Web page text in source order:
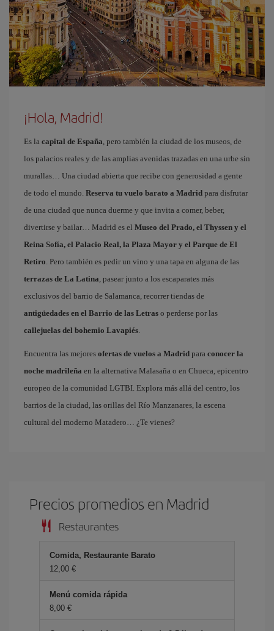
¡Hola, Madrid!
Es la capital de España, pero también la ciudad de los museos, de
los palacios reales y de las amplias avenidas trazadas en una urbe sin
murallas… Una ciudad abierta que recibe con generosidad a gente
de todo el mundo. Reserva tu vuelo barato a Madrid para disfrutar
de una ciudad que nunca duerme y que invita a comer, beber,
divertirse y bailar… Madrid es el Museo del Prado, el Thyssen y el
Reina Sofía, el Palacio Real, la Plaza Mayor y el Parque de El
Retiro. Pero también es pedir un vino y una tapa en alguna de las
terrazas de La Latina, pasear junto a los escaparates más
exclusivos del barrio de Salamanca, recorrer tiendas de
antigüedades en el Barrio de las Letras o perderse por las
callejuelas del bohemio Lavapiés.
Encuentra las mejores ofertas de vuelos a Madrid para conocer la
noche madrileña en la alternativa Malasaña o en Chueca, epicentro
europeo de la comunidad LGTBI. Explora más allá del centro, los
barrios de la ciudad, las orillas del Río Manzanares, la escena
cultural del moderno Matadero… ¿Te vienes?
Precios promedios en Madrid
Restaurantes
Comida, Restaurante Barato
12,00 €
Menú comida rápida
8,00 €